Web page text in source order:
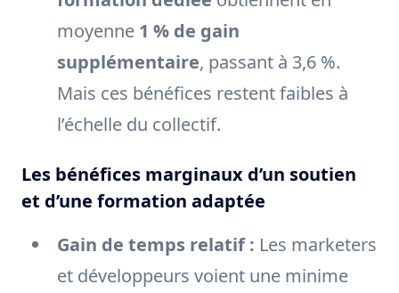
moyenne 1 % de gain
supplémentaire, passant à 3,6 %.
Mais ces bénéfices restent faibles à
l’échelle du collectif.
Les bénéfices marginaux d’un soutien
et d’une formation adaptée
Gain de temps relatif : Les marketers
et développeurs voient une minime